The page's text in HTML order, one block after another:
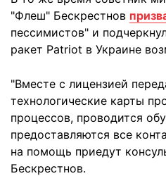
"Флеш" Бескрестнов
пессимистов" и
ракет Patriot в Украине
"Вместе с лицензией
технологические карты
процессов, проводится
предоставляются все
на помощь приедут
Бескрестнов.